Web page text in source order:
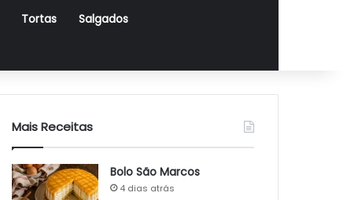
Tortas Salgados
Mais Receitas
Bolo São Marcos
4 dias atrás